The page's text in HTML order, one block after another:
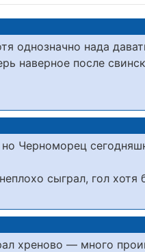
однозначно нада
наверное после
Черноморец
сыграл, гол хотя
хреново — много